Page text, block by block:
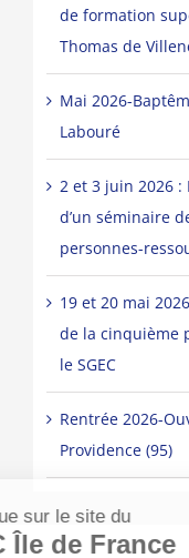
de formation
Thomas de
Mai 2026-
Labouré
2 et 3 juin 2026 :
d’un séminaire
personnes-
19 et 20 mai
de la cinquième
le SGEC
Rentrée 2026-
Providence (95)